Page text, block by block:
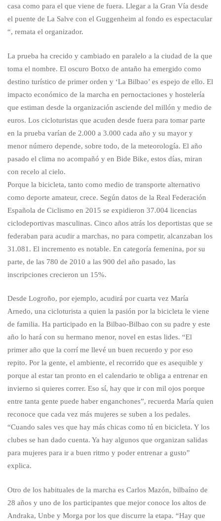
casa como para el que viene de fuera. Llegar a la Gran Vía desde
el puente de La Salve con el Guggenheim al fondo es espectacular
“, remata el organizador.
La prueba ha crecido y cambiado en paralelo a la ciudad de la que
toma el nombre. El oscuro Botxo de antaño ha emergido como
destino turístico de primer orden y ‘La Bilbao’ es espejo de ello. El
impacto económico de la marcha en pernoctaciones y hostelería
que estiman desde la organización asciende del millón y medio de
euros. Los cicloturistas que acuden desde fuera para tomar parte
en la prueba varían de 2.000 a 3.000 cada año y su mayor y
menor número depende, sobre todo, de la meteorología. El año
pasado el clima no acompañó y en Bide Bike, estos días, miran
con recelo al cielo.
Porque la bicicleta, tanto como medio de transporte alternativo
como deporte amateur, crece. Según datos de la Real Federación
Española de Ciclismo en 2015 se expidieron 37.004 licencias
ciclodeportivas masculinas. Cinco años atrás los deportistas que se
federaban para acudir a marchas, no para competir, alcanzaban los
31.081. El incremento es notable. En categoría femenina, por su
parte, de las 780 de 2010 a las 900 del año pasado, las
inscripciones crecieron un 15%.
Desde Logroño, por ejemplo, acudirá por cuarta vez María
Arnedo, una cicloturista a quien la pasión por la bicicleta le viene
de familia. Ha participado en la Bilbao-Bilbao con su padre y este
año lo hará con su hermano menor, novel en estas lides. “El
primer año que la corrí me llevé un buen recuerdo y por eso
repito. Por la gente, el ambiente, el recorrido que es asequible y
porque al estar tan pronto en el calendario te obliga a entrenar en
invierno si quieres correr. Eso sí, hay que ir con mil ojos porque
entre tanta gente puede haber enganchones”, recuerda María quien
reconoce que cada vez más mujeres se suben a los pedales.
“Cuando sales ves que hay más chicas como tú en bicicleta. Y los
clubes se han dado cuenta. Ya hay algunos que organizan salidas
para mujeres para ir a buen ritmo y poder entrenar a gusto”
explica.
Otro de los habituales de la marcha es Carlos Mazón, bilbaíno de
28 años y uno de los participantes que mejor conoce los altos de
Andraka, Unbe y Morga por los que discurre la etapa. “Hay que